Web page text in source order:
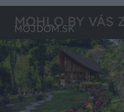
MOHLO BY VÁS
MÔJDOM.SK